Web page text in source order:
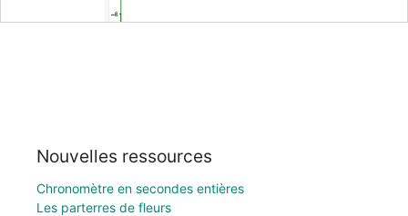
Nouvelles ressources
Chronomètre en secondes entières
Les parterres de fleurs